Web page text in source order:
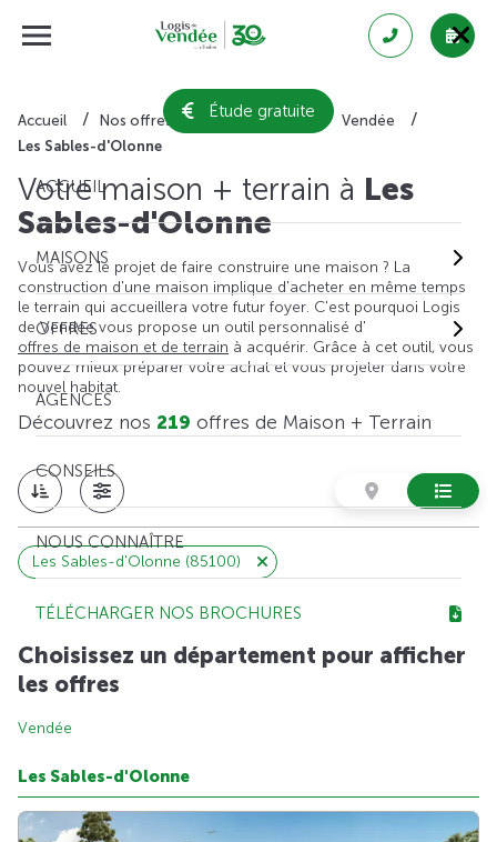
Étude gratuite
ACCUEIL
MAISONS
OFFRES
AGENCES
CONSEILS
NOUS CONNAÎTRE
TÉLÉCHARGER NOS BROCHURES
Accueil Nos offres de maison + terrain
Vendée
Les Sables-d'Olonne
Votre maison + terrain à Les
Sables-d'Olonne
Vous avez le projet de faire construire une maison ? La
construction d'une maison implique d'acheter en même temps
le terrain qui accueillera votre futur foyer. C'est pourquoi Logis
de Vendée vous propose un outil personnalisé d'
offres de maison et de terrain à acquérir. Grâce à cet outil, vous
pouvez mieux préparer votre achat et vous projeter dans votre
nouvel habitat.
Découvrez nos 219 offres de Maison + Terrain
Les Sables-d'Olonne (85100)
Choisissez un département pour afficher
les offres
Vendée
Les Sables-d'Olonne